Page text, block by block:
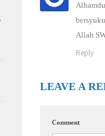
Allah
Reply
LEAVE A
Comment